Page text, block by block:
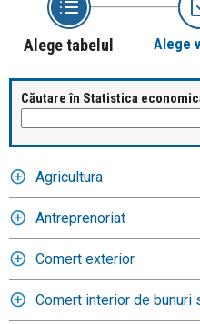
Alege tabelul Alege
Căutare în Statistica
Agricultura
Antreprenoriat
Comert exterior
Comert interior de bunuri